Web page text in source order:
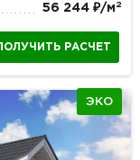
56 244 ₽/м 2
РАСЧЕТ
ЭКО